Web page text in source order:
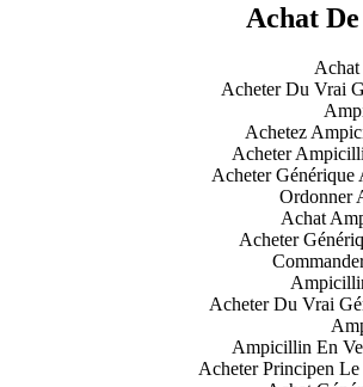
Achat
Acheter Du Vrai
Achetez
Acheter
Acheter
Ordonner
Achat
Acheter
Acheter Du Vrai
Ampicillin En
Acheter Principen